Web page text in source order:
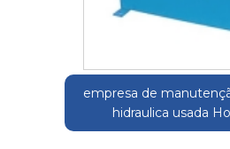
empresa de
hidraulica usada